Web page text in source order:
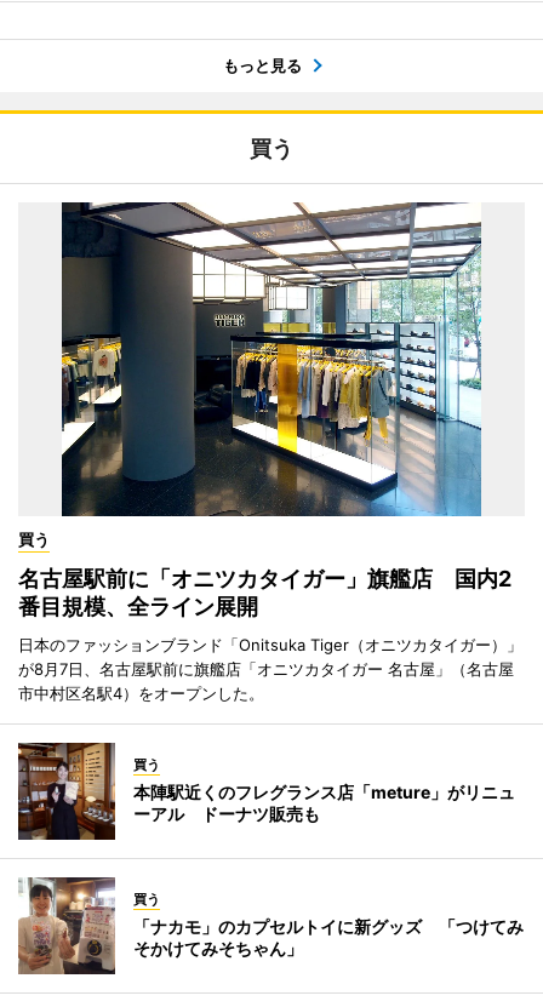
もっと見る
買う
買う
名古屋駅前に「オニツカタイガー」旗艦店 国内2
番目規模、全ライン展開
日本のファッションブランド「Onitsuka Tiger（オニツカタイガー）」
が8月7日、名古屋駅前に旗艦店「オニツカタイガー 名古屋」（名古屋
市中村区名駅4）をオープンした。
買う
本陣駅近くのフレグランス店「meture」がリニュ
ーアル ドーナツ販売も
買う
「ナカモ」のカプセルトイに新グッズ 「つけてみ
そかけてみそちゃん」